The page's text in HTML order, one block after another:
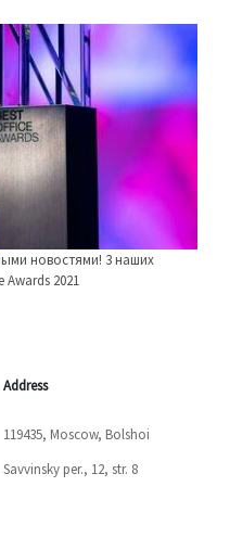
новостями! 3 наших
2021
Address
119435, Moscow, Bolshoi
Savvinsky per., 12, str. 8